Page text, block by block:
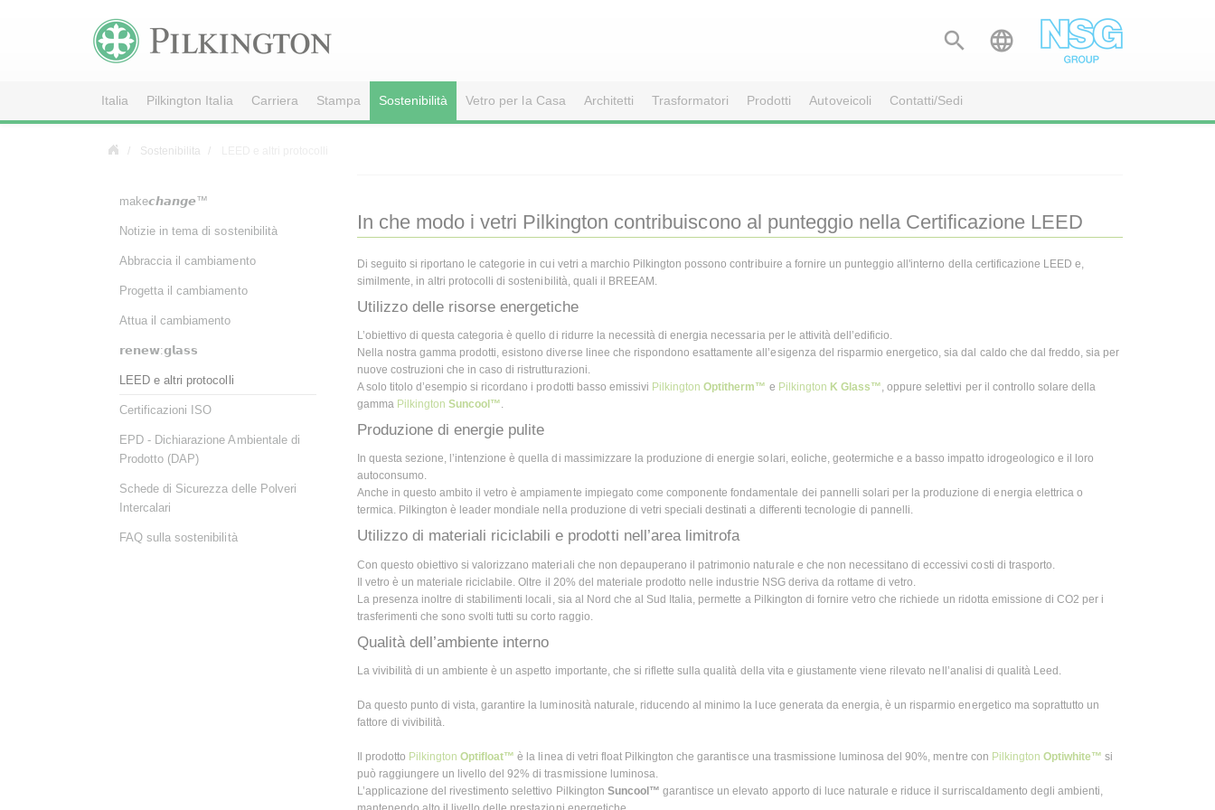
 
Italia Pilkington Italia Carriera Stampa Sostenibilità Vetro per la Casa Architetti Trasformatori Prodotti Autoveicoli Contatti/Sedi
Sostenibilita
In che modo i vetri Pilkington contribuiscono al punteggio nella Certificazione LEED
Di seguito si riportano le categorie in cui vetri a marchio Pilkington possono contribuire a fornire un punteggio all'interno della certificazione LEED e,
similmente, in altri protocolli di sostenibilità, quali il BREEAM.
Utilizzo delle risorse energetiche
L’obiettivo di questa categoria è quello di ridurre la necessità di energia necessaria per le attività dell’edificio.
Nella nostra gamma prodotti, esistono diverse linee che rispondono esattamente all’esigenza del risparmio energetico, sia dal caldo che dal freddo, sia per
nuove costruzioni che in caso di ristrutturazioni.
A solo titolo d’esempio si ricordano i prodotti basso emissivi PilkingtonOptitherm™ e Pilkington K Glass™, oppure selettivi per il controllo solare della
gamma Pilkington Suncool™.
Produzione di energie pulite
In questa sezione, l’intenzione è quella di massimizzare la produzione di energie solari, eoliche, geotermiche e a basso impatto idrogeologico e il loro
autoconsumo.
Anche in questo ambito il vetro è ampiamente impiegato come componente fondamentale dei pannelli solari per la produzione di energia elettrica o
termica. Pilkington è leader mondiale nella produzione di vetri speciali destinati a differenti tecnologie di pannelli.
Utilizzo di materiali riciclabili e prodotti nell’area limitrofa
Con questo obiettivo si valorizzano materiali che non depauperano il patrimonio naturale e che non necessitano di eccessivi costi di trasporto.
Il vetro è un materiale riciclabile. Oltre il 20% del materiale prodotto nelle industrie NSG deriva da rottame di vetro.
La presenza inoltre di stabilimenti locali, sia al Nord che al Sud Italia, permette a Pilkington di fornire vetro che richiede un ridotta emissione di CO2 per i
trasferimenti che sono svolti tutti su corto raggio.
Qualità dell’ambiente interno
La vivibilità di un ambiente è un aspetto importante, che si riflette sulla qualità della vita e giustamente viene rilevato nell’analisi di qualità Leed.
Da questo punto di vista, garantire la luminosità naturale, riducendo al minimo la luce generata da energia, è un risparmio energetico ma soprattutto un
fattore di vivibilità.
Il prodotto PilkingtonOptifloat™ è la linea di vetri float Pilkington che garantisce una trasmissione luminosa del 90%, mentre con Pilkington Optiwhite™ si
può raggiungere un livello del 92% di trasmissione luminosa.
L’applicazione del rivestimento selettivo Pilkington Suncool™ garantisce un elevato apporto di luce naturale e riduce il surriscaldamento degli ambienti,
make𝙘𝙝𝙖𝙣𝙜𝙚™
Notizie in tema di sostenibilità
Abbraccia il cambiamento
Progetta il cambiamento
Attua il cambiamento
𝗿𝗲𝗻𝗲𝘄:𝗴𝗹𝗮𝘀𝘀
LEED e altri protocolli
Certificazioni ISO
EPD - Dichiarazione Ambientale di
Prodotto (DAP)
Schede di Sicurezza delle Polveri
Intercalari
FAQ sulla sostenibilità